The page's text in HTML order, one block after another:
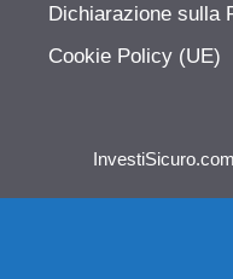
Dichiarazione sulla
Cookie Policy (UE)